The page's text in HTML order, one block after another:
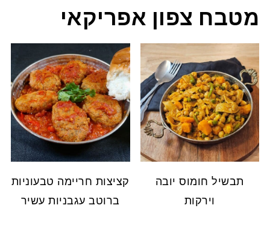
מטבח צפון אפריקאי
תבשיל חומוס יובה
וירקות
קציצות חריימה טבעוניות
ברוטב עגבניות עשיר